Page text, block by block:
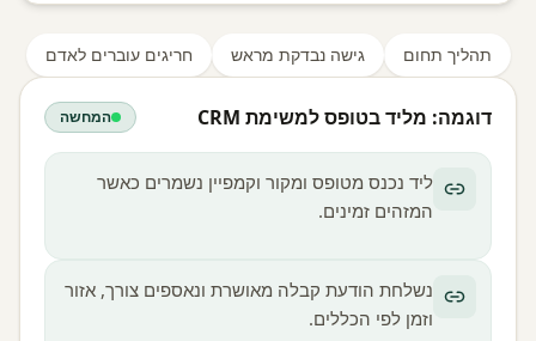
תהליך תחום גישה נבדקת מראש חריגים עוברים לאדם
דוגמה: מליד בטופס למשימת CRM המחשה
ליד נכנס מטופס ומקור וקמפיין נשמרים כאשר
המזהים זמינים.
נשלחת הודעת קבלה מאושרת ונאספים צורך, אזור
וזמן לפי הכללים.